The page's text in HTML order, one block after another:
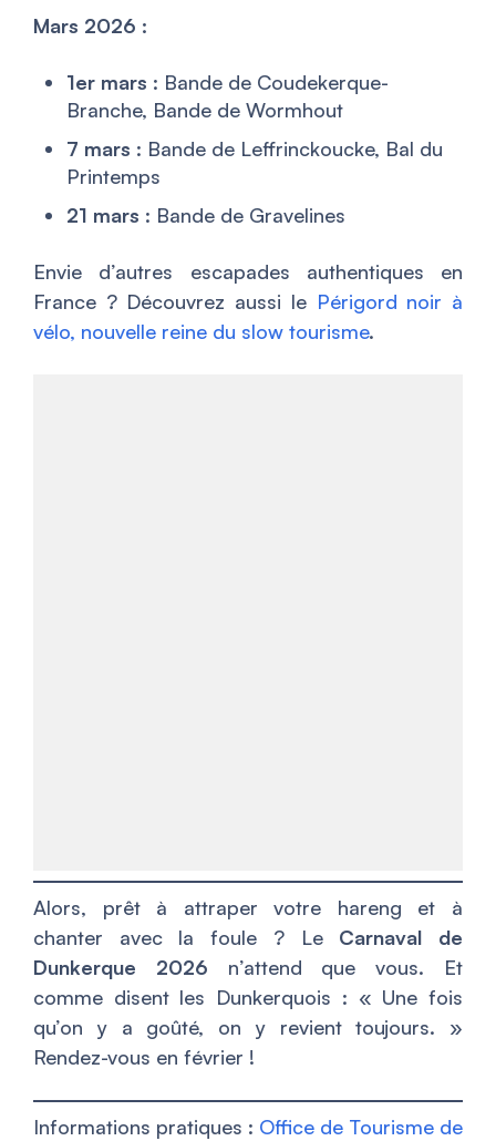
Mars 2026 :
1er mars : Bande de Coudekerque-
Branche, Bande de Wormhout
7 mars : Bande de Leffrinckoucke, Bal du
Printemps
21 mars : Bande de Gravelines
Envie d’autres escapades authentiques en
France ? Découvrez aussi le Périgord noir à
vélo, nouvelle reine du slow tourisme.
Alors, prêt à attraper votre hareng et à
chanter avec la foule ? Le Carnaval de
Dunkerque 2026 n’attend que vous. Et
comme disent les Dunkerquois : « Une fois
qu’on y a goûté, on y revient toujours. »
Rendez-vous en février !
Informations pratiques : Office de Tourisme de